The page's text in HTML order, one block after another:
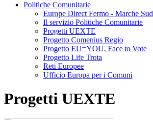
Politiche Comunitarie
Europe Direct Fermo - Marche Sud
Il servizio Politiche Comunitarie
Progetti UEXTE
Progetto Comenius Regio
Progetto EU=YOU. Face to Vote
Progetto Life Trota
Reti Europee
Ufficio Europa per i Comuni
Progetti UEXTE